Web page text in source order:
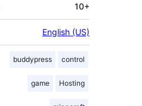
10+
English (US)
buddypress control
game Hosting